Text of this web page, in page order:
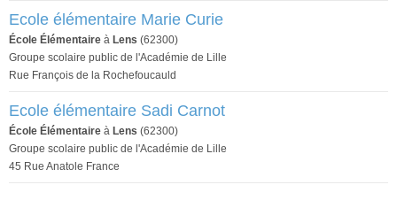
Ecole élémentaire Marie Curie
École Élémentaire à Lens (62300)
Groupe scolaire public de l'Académie de Lille
Rue François de la Rochefoucauld
Ecole élémentaire Sadi Carnot
École Élémentaire à Lens (62300)
Groupe scolaire public de l'Académie de Lille
45 Rue Anatole France